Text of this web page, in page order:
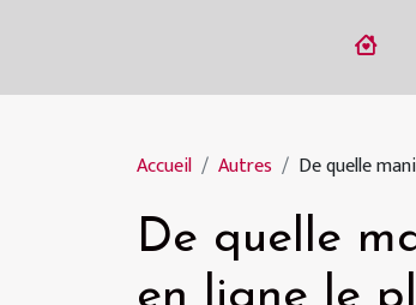
Accueil Autres De quelle
De quelle